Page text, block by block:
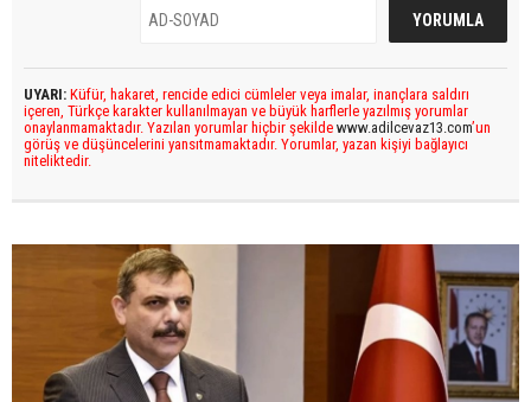
UYARI: Küfür, hakaret, rencide edici cümleler veya imalar, inançlara saldırı
içeren, Türkçe karakter kullanılmayan ve büyük harflerle yazılmış yorumlar
onaylanmamaktadır. Yazılan yorumlar hiçbir şekilde www.adilcevaz13.com’un
görüş ve düşüncelerini yansıtmamaktadır. Yorumlar, yazan kişiyi bağlayıcı
niteliktedir.